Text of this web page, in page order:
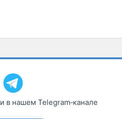
в нашем Telegram‑канале